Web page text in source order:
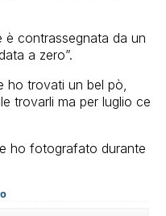
è contrassegnata da un
a zero”.
ho trovati un bel pò,
trovarli ma per luglio ce
ho fotografato durante